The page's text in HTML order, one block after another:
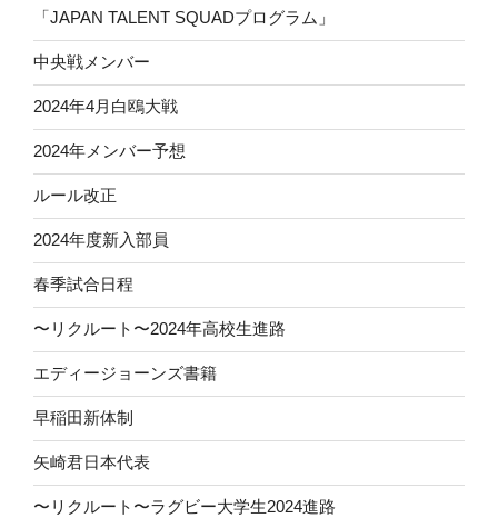
「JAPAN TALENT SQUADプログラム」
中央戦メンバー
2024年4月白鴎大戦
2024年メンバー予想
ルール改正
2024年度新入部員
春季試合日程
〜リクルート〜2024年高校生進路
エディージョーンズ書籍
早稲田新体制
矢崎君日本代表
〜リクルート〜ラグビー大学生2024進路